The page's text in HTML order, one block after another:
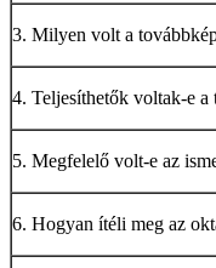
3. Milyen volt a
4. Teljesíthetők voltak-e a
5. Megfelelő volt-e az
6. Hogyan ítéli meg az